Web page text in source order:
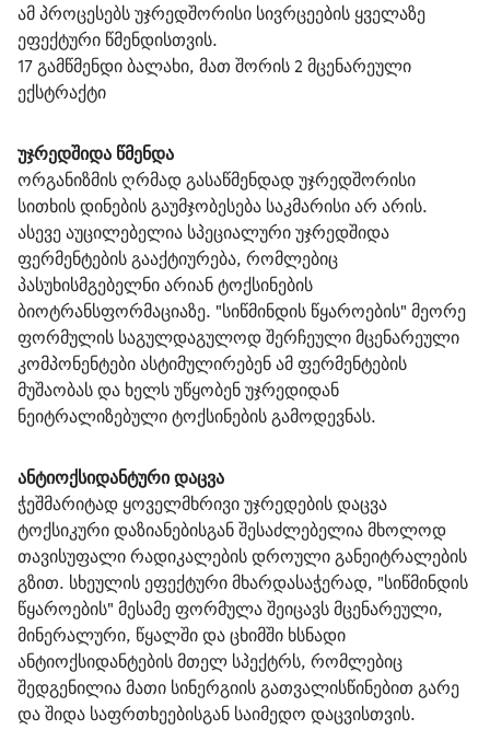
ამ პროცესებს უჯრედშორისი სივრცეების ყველაზე
ეფექტური წმენდისთვის.
17 გამწმენდი ბალახი, მათ შორის 2 მცენარეული
ექსტრაქტი
უჯრედშიდა წმენდა
ორგანიზმის ღრმად გასაწმენდად უჯრედშორისი
სითხის დინების გაუმჯობესება საკმარისი არ არის.
ასევე აუცილებელია სპეციალური უჯრედშიდა
ფერმენტების გააქტიურება, რომლებიც
პასუხისმგებელნი არიან ტოქსინების
ბიოტრანსფორმაციაზე. "სიწმინდის წყაროების" მეორე
ფორმულის საგულდაგულოდ შერჩეული მცენარეული
კომპონენტები ასტიმულირებენ ამ ფერმენტების
მუშაობას და ხელს უწყობენ უჯრედიდან
ნეიტრალიზებული ტოქსინების გამოდევნას.
ანტიოქსიდანტური დაცვა
ჭეშმარიტად ყოველმხრივი უჯრედების დაცვა
ტოქსიკური დაზიანებისგან შესაძლებელია მხოლოდ
თავისუფალი რადიკალების დროული განეიტრალების
გზით. სხეულის ეფექტური მხარდასაჭერად, "სიწმინდის
წყაროების" მესამე ფორმულა შეიცავს მცენარეული,
მინერალური, წყალში და ცხიმში ხსნადი
ანტიოქსიდანტების მთელ სპექტრს, რომლებიც
შედგენილია მათი სინერგიის გათვალისწინებით გარე
და შიდა საფრთხეებისგან საიმედო დაცვისთვის.